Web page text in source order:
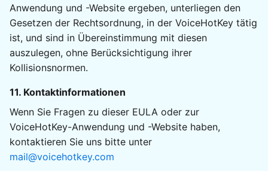
Anwendung und -Website ergeben, unterliegen den
Gesetzen der Rechtsordnung, in der VoiceHotKey tätig
ist, und sind in Übereinstimmung mit diesen
auszulegen, ohne Berücksichtigung ihrer
Kollisionsnormen.
11. Kontaktinformationen
Wenn Sie Fragen zu dieser EULA oder zur
VoiceHotKey-Anwendung und -Website haben,
kontaktieren Sie uns bitte unter
mail@voicehotkey.com